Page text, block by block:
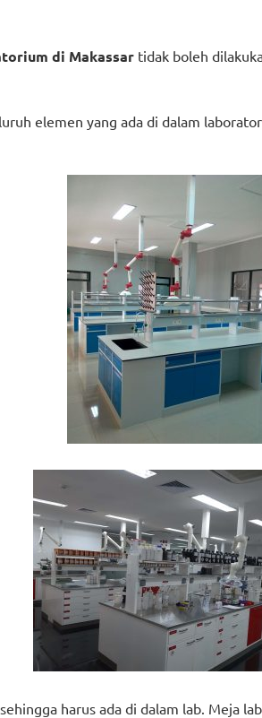
di Makassar tidak boleh
elemen yang ada di dalam
harus ada di dalam lab. Meja